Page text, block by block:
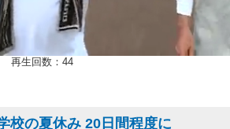
再生回数：44
校の夏休み 20日間程度に